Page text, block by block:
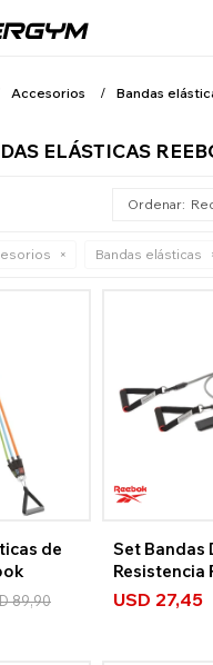
Accesorios Bandas
ELÁSTICAS
Bandas elásticas
de
89,90
Set Bandas
Resistencia
Reebok 3
USD 27,45